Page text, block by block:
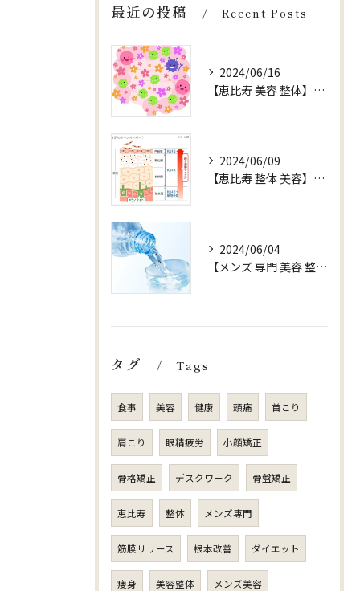
最近の投稿 Recent Posts
2024/06/16
【恵比寿 美容 整体】【健康 腸内環境】
2024/06/09
【恵比寿 整体 美容】お水 ターンオーバー
2024/06/04
【メンズ 専門 美容 整体 sjuni】【水以外ののみものはOK?】
タグ Tags
食事 美容 健康 頭痛 首こり
肩こり 眼精疲労 小顔矯正
骨格矯正 デスクワーク 骨盤矯正
恵比寿 整体 メンズ専門
筋膜リリース 根本改善 ダイエット
痩身 美容整体 メンズ美容